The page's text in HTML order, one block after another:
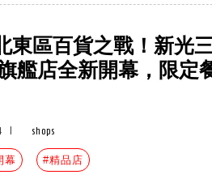
東區百貨之戰！新光
旗艦店全新開幕，限定
shops
幕 #精品店